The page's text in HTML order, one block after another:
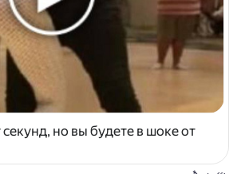
но вы будете в шоке от